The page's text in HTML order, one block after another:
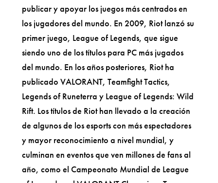
publicar y apoyar los juegos más centrados en
los jugadores del mundo. En 2009, Riot lanzó su
primer juego, League of Legends, que sigue
siendo uno de los títulos para PC más jugados
del mundo. En los años posteriores, Riot ha
publicado VALORANT, Teamfight Tactics,
Legends of Runeterra y League of Legends: Wild
Rift. Los títulos de Riot han llevado a la creación
de algunos de los esports con más espectadores
y mayor reconocimiento a nivel mundial, y
culminan en eventos que ven millones de fans al
año, como el Campeonato Mundial de League